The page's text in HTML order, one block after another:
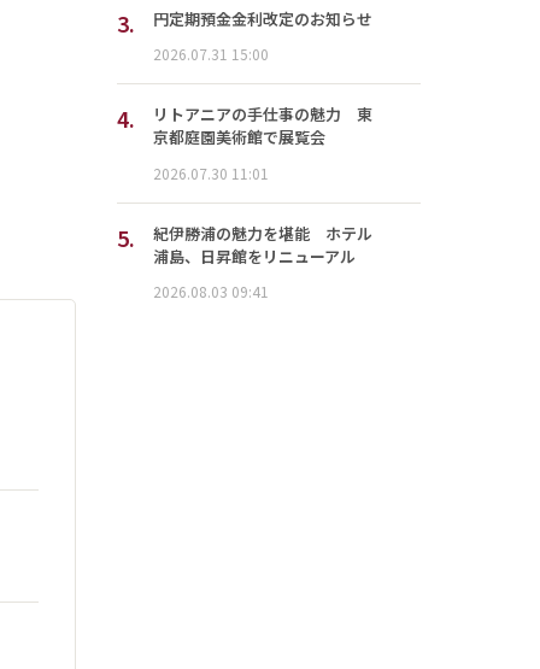
3. 円定期預金金利改定のお知らせ
2026.07.31 15:00
4.
リトアニアの手仕事の魅力 東
京都庭園美術館で展覧会
2026.07.30 11:01
5.
紀伊勝浦の魅力を堪能 ホテル
浦島、日昇館をリニューアル
2026.08.03 09:41